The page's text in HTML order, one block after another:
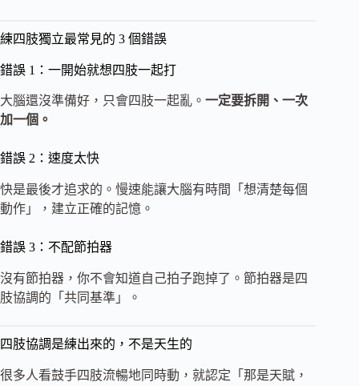
練四肢獨立最常見的 3 個錯誤
錯誤 1：一開始就想四肢一起打
大腦還沒準備好，只會四肢一起亂。 一定要拆開、一次
加一個。
錯誤 2：速度太快
快是最後才追求的。慢速能讓大腦有時間「想清楚每個
動作」，建立正確的記憶。
錯誤 3：不配節拍器
沒有節拍器，你不會知道自己拍子跑掉了。節拍器是四
肢協調的「共同基準」。
四肢協調是練出來的，不是天生的
很多人看鼓手四肢流暢地同時動，就認定「那是天賦，